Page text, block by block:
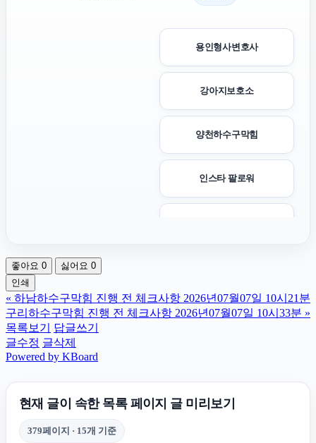
용인형사변호사
강아지보호소
양천하수구막힘
인스타 팔로워
용인흥신소
의정부형사변호사
좋아요 0 싫어요 0
인쇄
« 하남하수구막힘 진행 전 체크사항 2026년07월07일 10시21분
구리하수구막힘 진행 전 체크사항 2026년07월07일 10시33분 »
목록보기
답글쓰기
글수정 글삭제
Powered by KBoard
현재 글이 속한 목록 페이지 글 미리보기
379페이지 · 15개 기준